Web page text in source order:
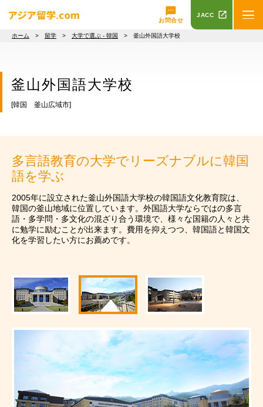
留学について 国で選ぶ お申込みの流れ コースで選ぶ
パッケージプラ
いつでも出発可
いつでも出発可
韓国学部留学（
050-3385-3602
お問合せ
JACC
ホーム > 留学 > 大学で選ぶ - 韓国 > 釜山外国語大学校
釜山外国語大学校
[韓国 釜山広域市]
多言語教育の大学でリーズナブルに韓国
語を学ぶ
2005年に設立された釜山外国語大学校の韓国語文化教育院は、
韓国の釜山地域に位置しています。外国語大学ならではの多言
語・多学問・多文化の混ざり合う環境で、様々な国籍の人々と共
に勉学に励むことが出来ます。費用を抑えつつ、韓国語と韓国文
化を学習したい方にお薦めです。